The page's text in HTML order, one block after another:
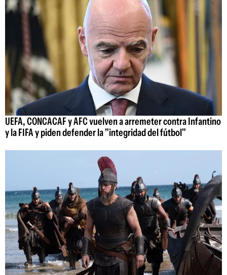
UEFA, CONCACAF y AFC vuelven a arremeter contra Infantino
y la FIFA y piden defender la "integridad del fútbol"